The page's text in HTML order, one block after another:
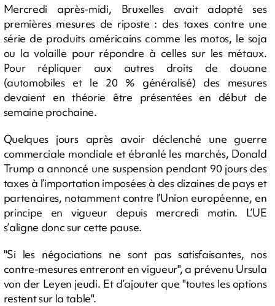
Mercredi après-midi, Bruxelles avait adopté ses
premières mesures de riposte : des taxes contre une
série de produits américains comme les motos, le soja
ou la volaille pour répondre à celles sur les métaux.
Pour répliquer aux autres droits de douane
(automobiles et le 20 % généralisé) des mesures
devaient en théorie être présentées en début de
semaine prochaine.
Quelques jours après avoir déclenché une guerre
commerciale mondiale et ébranlé les marchés, Donald
Trump a annoncé une suspension pendant 90 jours des
taxes à l’importation imposées à des dizaines de pays et
partenaires, notamment contre l’Union européenne, en
principe en vigueur depuis mercredi matin. L’UE
s’aligne donc sur cette pause.
"Si les négociations ne sont pas satisfaisantes, nos
contre-mesures entreront en vigueur", a prévenu Ursula
von der Leyen jeudi. Et d’ajouter que "toutes les options
restent sur la table".